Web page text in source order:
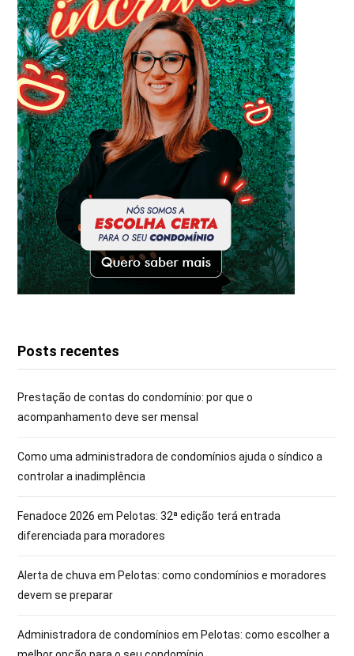
Posts recentes
Prestação de contas do condomínio: por que o
acompanhamento deve ser mensal
Como uma administradora de condomínios ajuda o síndico a
controlar a inadimplência
Fenadoce 2026 em Pelotas: 32ª edição terá entrada
diferenciada para moradores
Alerta de chuva em Pelotas: como condomínios e moradores
devem se preparar
Administradora de condomínios em Pelotas: como escolher a